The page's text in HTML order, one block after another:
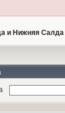
и Нижняя Салда